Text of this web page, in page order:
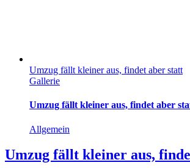
Umzug fällt kleiner aus, findet aber statt
Gallerie
Umzug fällt kleiner aus, findet aber
Allgemein
Umzug fällt kleiner aus,